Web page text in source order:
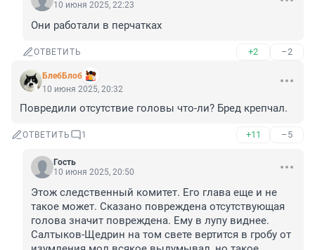
10 июня 2025, 22:23
Они работали в перчатках
ОТВЕТИТЬ +2 –2
БлебБлоб
10 июня 2025, 20:32
Повредили отсутствие головы что-ли? Бред крепчал.
ОТВЕТИТЬ 1 +11 –5
Гость
10 июня 2025, 20:50
Этож следственный комитет. Его глава еще и не
такое может. Сказано повреждена отсутствующая
голова значит повреждена. Ему в лупу виднее.
Салтыков-Щедрин на том свете вертится в гробу от